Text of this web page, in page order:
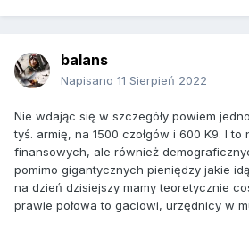
balans
Napisano 11 Sierpień 2022
Nie wdając się w szczegóły powiem
tyś. armię, na 1500 czołgów i 600 K9. I
finansowych, ale również
pomimo gigantycznych pieniędzy jakie
na dzień dzisiejszy mamy teoretycznie
prawie połowa to gaciowi, urzędnicy w